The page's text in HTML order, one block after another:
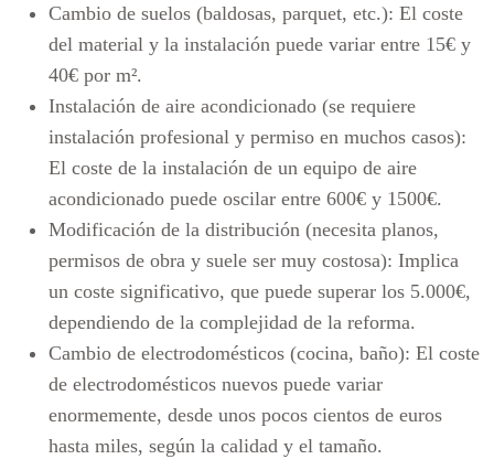
Cambio de suelos (baldosas, parquet, etc.): El coste
del material y la instalación puede variar entre 15€ y
40€ por m².
Instalación de aire acondicionado (se requiere
instalación profesional y permiso en muchos casos):
El coste de la instalación de un equipo de aire
acondicionado puede oscilar entre 600€ y 1500€.
Modificación de la distribución (necesita planos,
permisos de obra y suele ser muy costosa): Implica
un coste significativo, que puede superar los 5.000€,
dependiendo de la complejidad de la reforma.
Cambio de electrodomésticos (cocina, baño): El coste
de electrodomésticos nuevos puede variar
enormemente, desde unos pocos cientos de euros
hasta miles, según la calidad y el tamaño.